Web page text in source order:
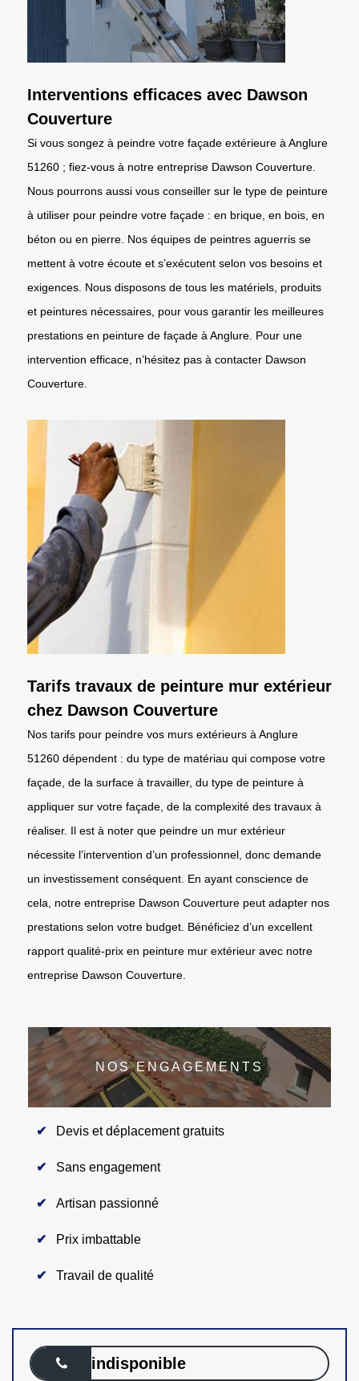
Interventions efficaces avec Dawson
Couverture
Si vous songez à peindre votre façade extérieure à Anglure
51260 ; fiez-vous à notre entreprise Dawson Couverture.
Nous pourrons aussi vous conseiller sur le type de peinture
à utiliser pour peindre votre façade : en brique, en bois, en
béton ou en pierre. Nos équipes de peintres aguerris se
mettent à votre écoute et s’exécutent selon vos besoins et
exigences. Nous disposons de tous les matériels, produits
et peintures nécessaires, pour vous garantir les meilleures
prestations en peinture de façade à Anglure. Pour une
intervention efficace, n’hésitez pas à contacter Dawson
Couverture.
Tarifs travaux de peinture mur extérieur
chez Dawson Couverture
Nos tarifs pour peindre vos murs extérieurs à Anglure
51260 dépendent : du type de matériau qui compose votre
façade, de la surface à travailler, du type de peinture à
appliquer sur votre façade, de la complexité des travaux à
réaliser. Il est à noter que peindre un mur extérieur
nécessite l’intervention d’un professionnel, donc demande
un investissement conséquent. En ayant conscience de
cela, notre entreprise Dawson Couverture peut adapter nos
prestations selon votre budget. Bénéficiez d’un excellent
rapport qualité-prix en peinture mur extérieur avec notre
entreprise Dawson Couverture.
NOS ENGAGEMENTS
Devis et déplacement gratuits
Sans engagement
Artisan passionné
Prix imbattable
Travail de qualité
indisponible